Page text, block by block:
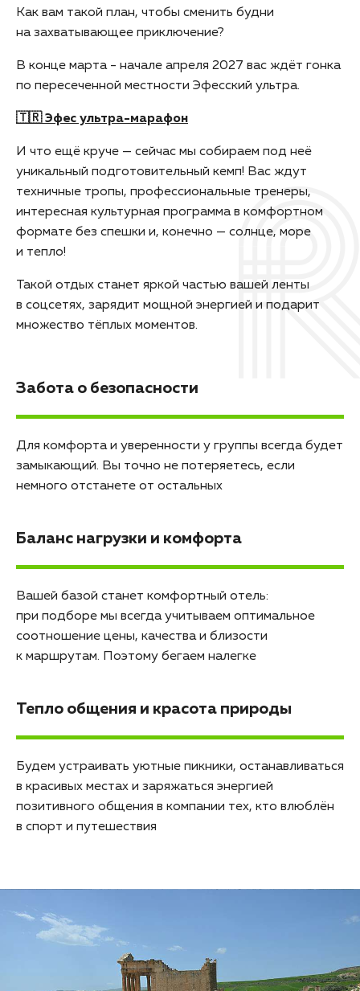
Как вам такой план, чтобы сменить будни
на захватывающее приключение?
В конце марта - начале апреля 2027 вас ждёт гонка
по пересеченной местности Эфесский ультра.
🇹🇷 Эфес ультра-марафон
И что ещё круче — сейчас мы собираем под неё
уникальный подготовительный кемп! Вас ждут
техничные тропы, профессиональные тренеры,
интересная культурная программа в комфортном
формате без спешки и, конечно — солнце, море
и тепло!
Такой отдых станет яркой частью вашей ленты
в соцсетях, зарядит мощной энергией и подарит
множество тёплых моментов.
Забота о безопасности
Для комфорта и уверенности у группы всегда будет
замыкающий. Вы точно не потеряетесь, если
немного отстанете от остальных
Баланс нагрузки и комфорта
Вашей базой станет комфортный отель:
при подборе мы всегда учитываем оптимальное
соотношение цены, качества и близости
к маршрутам. Поэтому бегаем налегке
Тепло общения и красота природы
Будем устраивать уютные пикники, останавливаться
в красивых местах и заряжаться энергией
позитивного общения в компании тех, кто влюблён
в спорт и путешествия